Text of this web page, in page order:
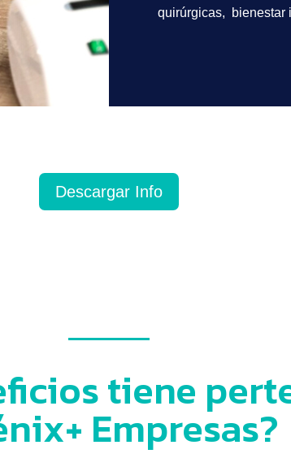
quirúrgicas, bienestar
Descargar Info
tiene
Empresas?